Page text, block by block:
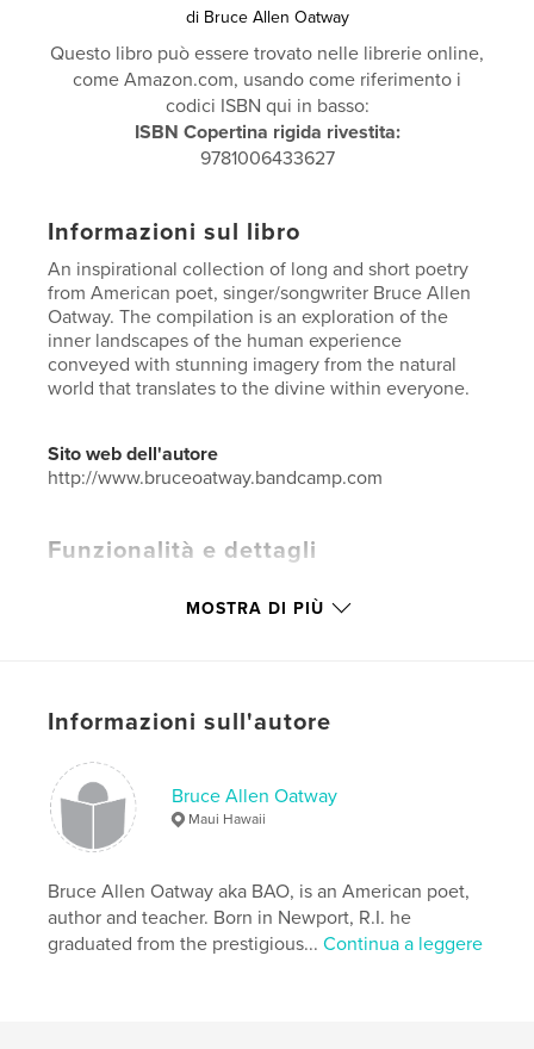
di Bruce Allen Oatway
Questo libro può essere trovato nelle librerie online,
come Amazon.com, usando come riferimento i
codici ISBN qui in basso:
ISBN Copertina rigida rivestita:
9781006433627
Informazioni sul libro
An inspirational collection of long and short poetry
from American poet, singer/songwriter Bruce Allen
Oatway. The compilation is an exploration of the
inner landscapes of the human experience
conveyed with stunning imagery from the natural
world that translates to the divine within everyone.
Sito web dell'autore
http://www.bruceoatway.bandcamp.com
Funzionalità e dettagli
Copertina rigida rivestita: 9781006433627
Data di pubblicazione:ott 04, 2021
Lingua
English
Inspirational , Maui , California ,
Poetry
MOSTRA DI PIÙ
Informazioni sull'autore
Bruce Allen Oatway
Maui Hawaii
Bruce Allen Oatway aka BAO, is an American poet,
author and teacher. Born in Newport, R.I. he
graduated from the prestigious...Continua a leggere